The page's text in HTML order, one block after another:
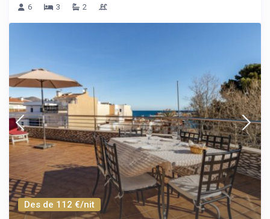
6 3 2
Des de 112 €/nit